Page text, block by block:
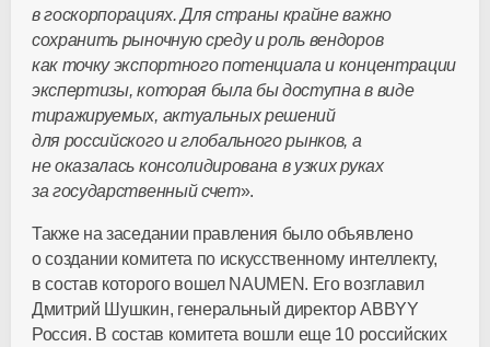
в госкорпорациях. Для страны крайне важно
сохранить рыночную среду и роль вендоров
как точку экспортного потенциала и концентрации
экспертизы, которая была бы доступна в виде
тиражируемых, актуальных решений
для российского и глобального рынков, а
не оказалась консолидирована в узких руках
за государственный счет».
Также на заседании правления было объявлено
о создании комитета по искусственному интеллекту,
в состав которого вошел NAUMEN. Его возглавил
Дмитрий Шушкин, генеральный директор ABBYY
Россия. В состав комитета вошли еще 10 российских